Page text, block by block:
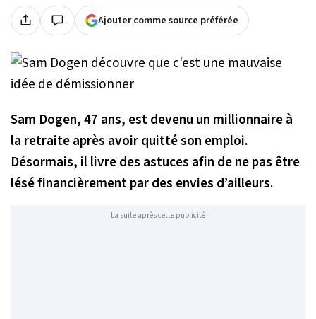
Ajouter comme source préférée
Sam Dogen, 47 ans, est devenu un millionnaire à
la retraite après avoir quitté son emploi.
Désormais, il livre des astuces afin de ne pas être
lésé financièrement par des envies d’ailleurs.
La suite après cette publicité